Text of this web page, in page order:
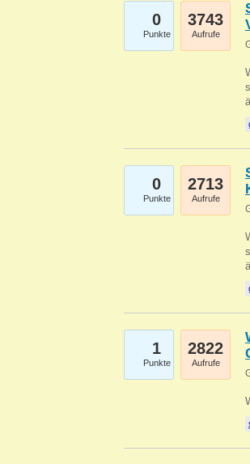
0
Punkte
3743
Aufrufe
0
Punkte
2713
Aufrufe
1
Punkte
2822
Aufrufe